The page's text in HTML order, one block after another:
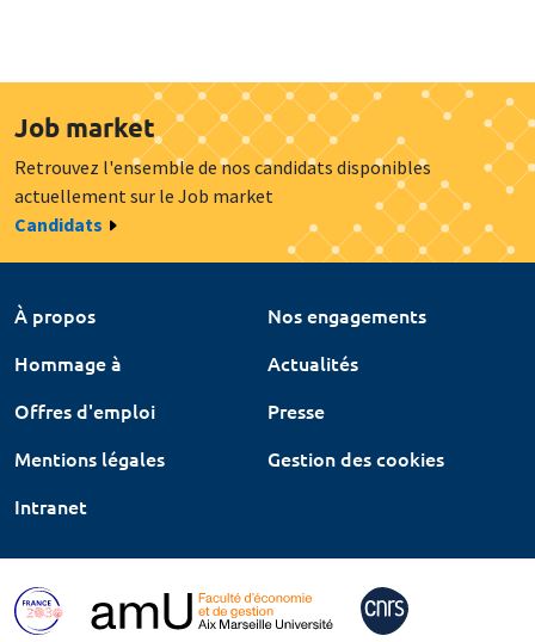
Job market
Retrouvez l'ensemble de nos candidats disponibles
actuellement sur le Job market
Candidats
À propos
Nos engagements
Hommage à
Actualités
Offres d'emploi
Presse
Mentions légales
Gestion des cookies
Intranet